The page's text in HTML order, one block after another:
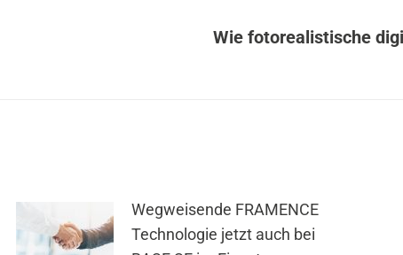
Wie fotorealistische
Wegweisende FRAMENCE
Technologie jetzt auch bei